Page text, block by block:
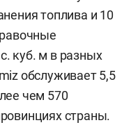
топлива и 10
куб. м в разных
обслуживает 5,5
чем 570
страны.